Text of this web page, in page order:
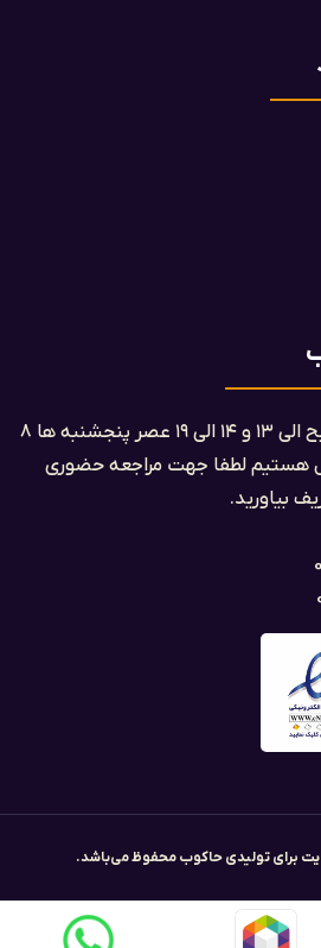
ثبت سفارش:ساعت ۸ صبح الی ۱۳ و ۱۴ الی ۱۹ عصر پنجشنبه ها ۸
هستیم لطفا جهت مراجعه حضوری
بیاورید.
برای تولیدی حاکوب محفوظ می‌باشد.